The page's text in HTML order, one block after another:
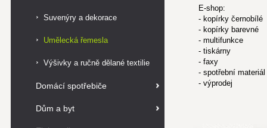
Suvenýry a dekorace
Umělecká řemesla
Výšivky a ručně dělané textilie
Domácí spotřebiče
Dům a byt
E-shop:
- kopírky černobílé
- kopírky barevné
- multifunkce
- tiskárny
- faxy
- spotřební materiál
- výprodej